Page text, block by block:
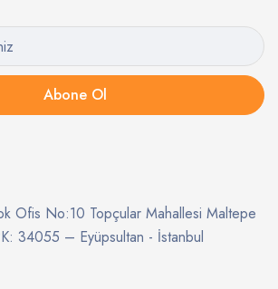
Abone Ol
Ofis No:10 Topçular Mahallesi Maltepe
34055 – Eyüpsultan - İstanbul